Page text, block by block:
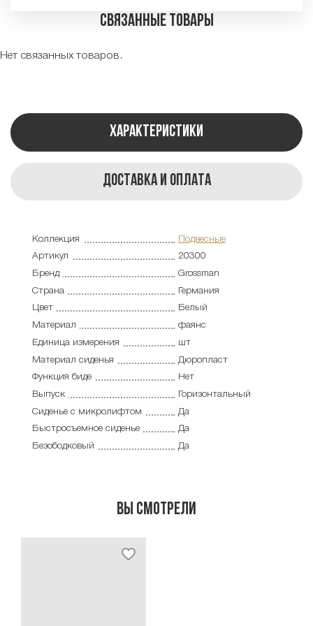
Связанные товары
Нет связанных товаров.
Характеристики
Доставка и оплата
Коллекция
Подвесные
Артикул
20300
Бренд
Grossman
Страна
Германия
Цвет
Белый
Материал
фаянс
Единица измерения
шт
Материал сиденья
Дюропласт
Функция биде
Нет
Выпуск
Горизонтальный
Сиденье с микролифтом
Да
Быстросъемное сиденье
Да
Безободковый
Да
Вы смотрели